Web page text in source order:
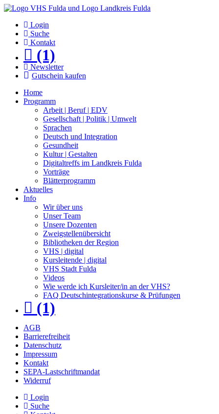
Login
Suche
Kontakt
(1)
Newsletter
Gutschein kaufen
Home
Programm
Arbeit | Beruf | EDV
Gesellschaft | Politik | Umwelt
Sprachen
Deutsch und Integration
Gesundheit
Kultur | Gestalten
Digitaltreffs im Landkreis Fulda
Vorträge
Blätterprogramm
Aktuelles
Info
Wir über uns
Unser Team
Unsere Dozenten
Zweigstellenübersicht
Bibliotheken der Region
VHS | digital
Kursleitende | digital
VHS Stadt Fulda
Videos
Wie werde ich Kursleiter/in an der VHS?
FAQ Deutschintegrationskurse & Prüfungen
(1)
AGB
Barrierefreiheit
Datenschutz
Impressum
Kontakt
SEPA-Lastschriftmandat
Widerruf
Login
Suche